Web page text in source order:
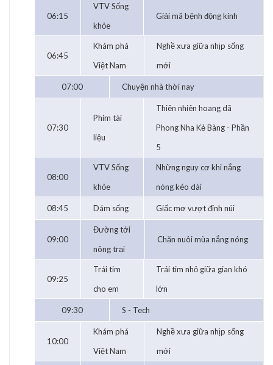
06:15
VTV Sống
khỏe
Giải mã bệnh động kinh
06:45
Khám phá
Việt Nam
Nghề xưa giữa nhịp sống
mới
07:00 Chuyện nhà thời nay
07:30
Phim tài
liệu
Thiên nhiên hoang dã
Phong Nha Kẻ Bàng - Phần
5
08:00
VTV Sống
khỏe
Những nguy cơ khi nắng
nóng kéo dài
08:45 Dám sống Giấc mơ vượt đỉnh núi
09:00
Đường tới
nông trại
Chăn nuôi mùa nắng nóng
09:25
Trái tim
cho em
Trái tim nhỏ giữa gian khó
lớn
09:30 S - Tech
10:00
Khám phá
Việt Nam
Nghề xưa giữa nhịp sống
mới